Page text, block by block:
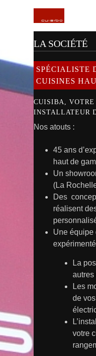
LA SOCIÉTÉ
SPÉCIALISTE
CUISINES
CUISIBA, VOTRE
INSTALLATEUR
Nos atouts :
45 ans
haut de
Un
(La
Des
réalisent
Une équipe
La
autres
Les
de
votre